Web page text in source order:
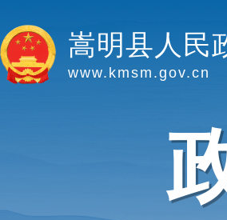
嵩明县人民
www.kmsm.gov.cn